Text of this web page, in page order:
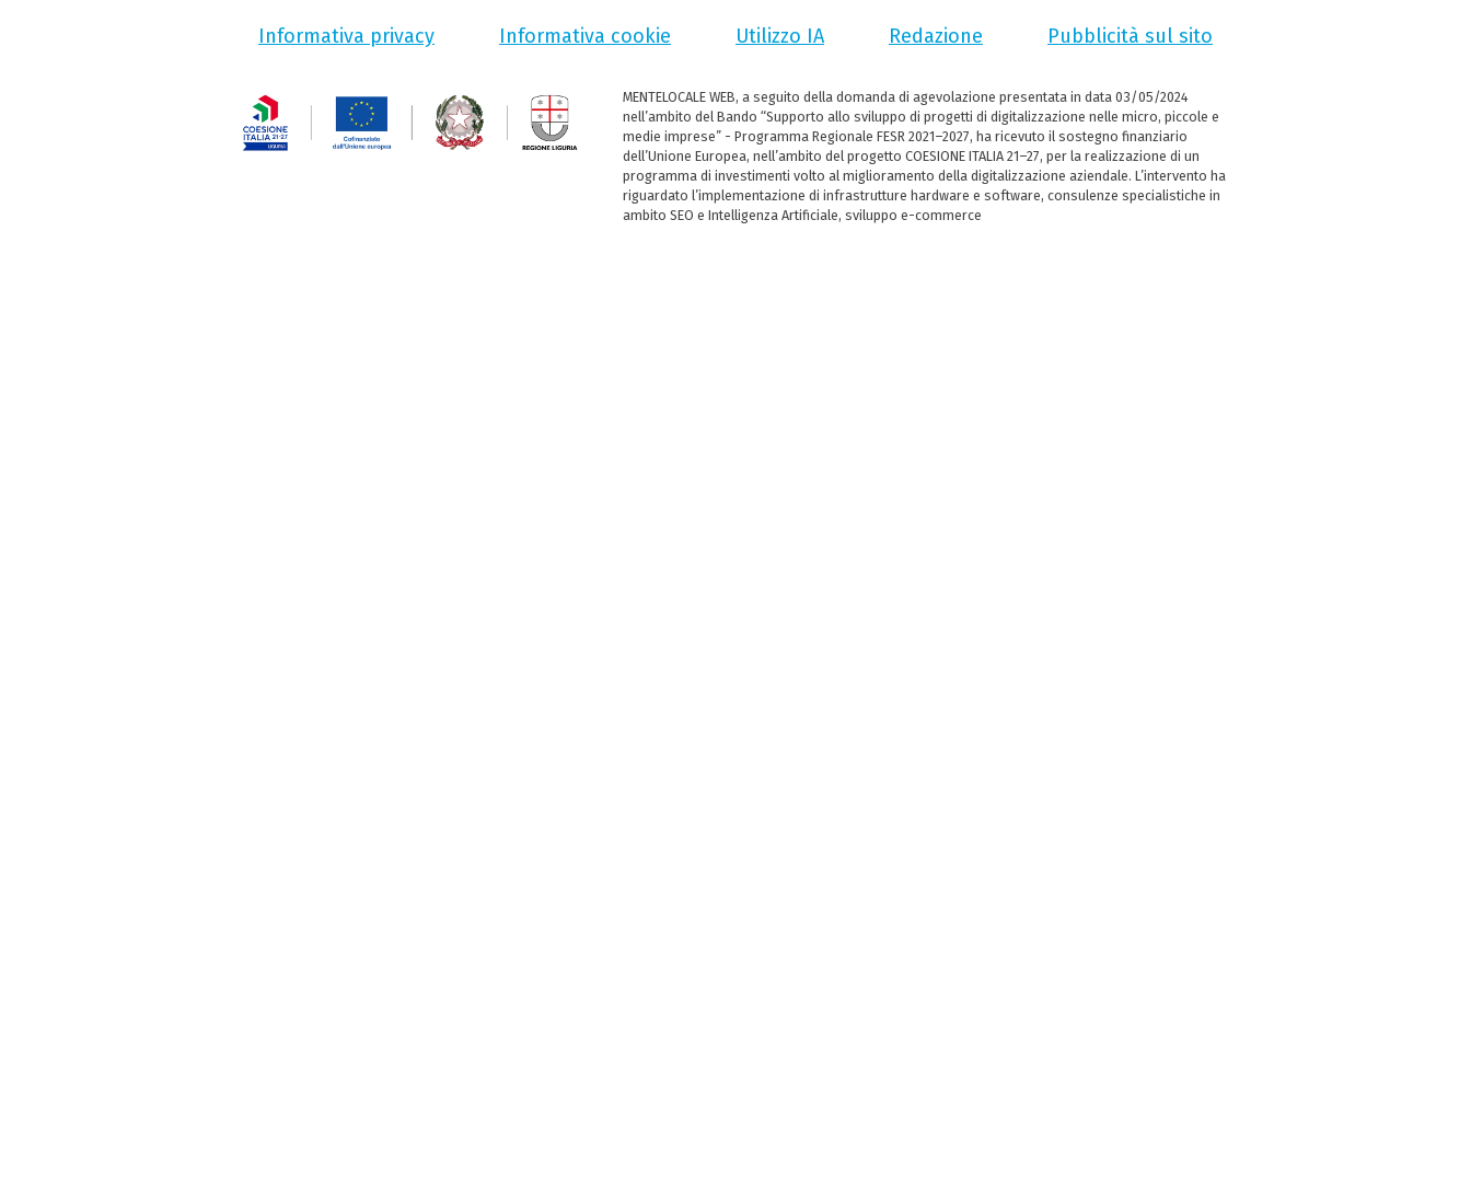
Informativa privacy Informativa cookie Utilizzo IA Redazione Pubblicità sul sito
MENTELOCALE WEB, a seguito della domanda di agevolazione presentata in data 03/05/2024
nell’ambito del Bando “Supporto allo sviluppo di progetti di digitalizzazione nelle micro, piccole e
medie imprese” - Programma Regionale FESR 2021–2027, ha ricevuto il sostegno finanziario
dell’Unione Europea, nell’ambito del progetto COESIONE ITALIA 21–27, per la realizzazione di un
programma di investimenti volto al miglioramento della digitalizzazione aziendale. L’intervento ha
riguardato l’implementazione di infrastrutture hardware e software, consulenze specialistiche in
ambito SEO e Intelligenza Artificiale, sviluppo e-commerce